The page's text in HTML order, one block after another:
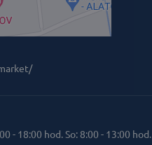
- 18:00 hod. So: 8:00 - 13:00 hod.